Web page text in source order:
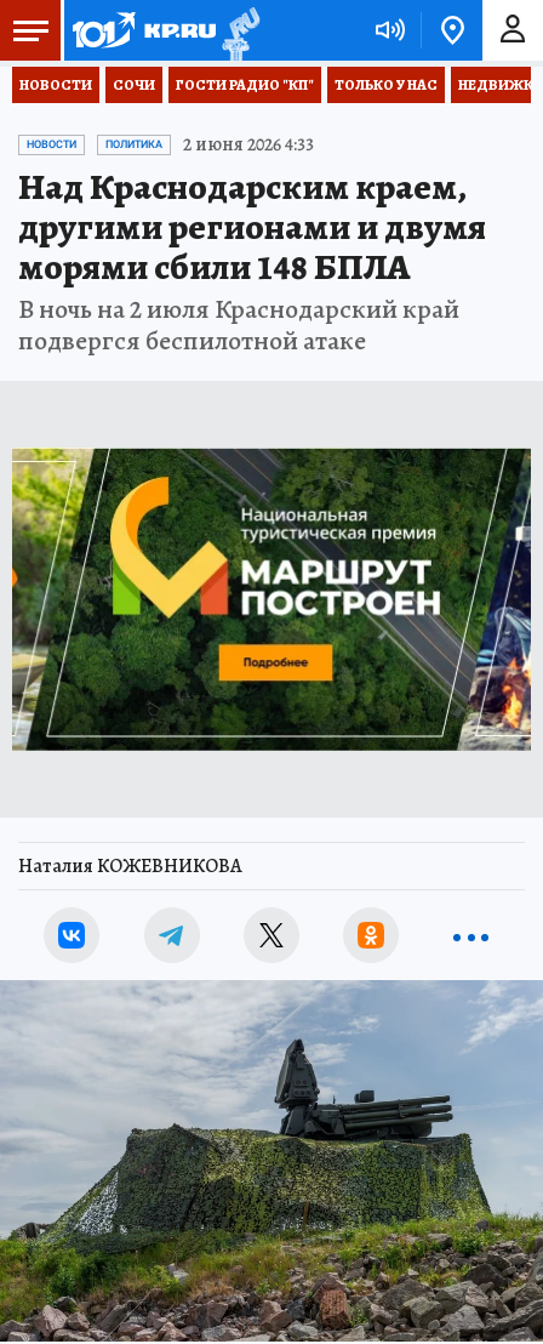
НОВОСТИ СОЧИ ГОСТИ РАДИО "КП" ТОЛЬКО У НАС НЕДВИЖКА
НОВОСТИ ПОЛИТИКА 2 июня 2026 4:33
Над Краснодарским краем,
другими регионами и двумя
морями сбили 148 БПЛА
В ночь на 2 июля Краснодарский край
подвергся беспилотной атаке
Наталия КОЖЕВНИКОВА